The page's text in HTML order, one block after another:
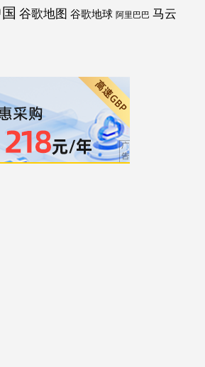
谷歌地图 谷歌地球 阿里巴巴 马云